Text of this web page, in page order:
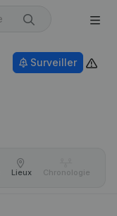
Surveiller
Lieux Chronologie